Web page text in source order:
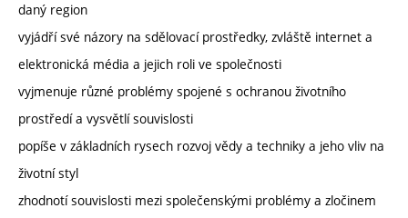
daný region
vyjádří své názory na sdělovací prostředky, zvláště internet a
elektronická média a jejich roli ve společnosti
vyjmenuje různé problémy spojené s ochranou životního
prostředí a vysvětlí souvislosti
popíše v základních rysech rozvoj vědy a techniky a jeho vliv na
životní styl
zhodnotí souvislosti mezi společenskými problémy a zločinem